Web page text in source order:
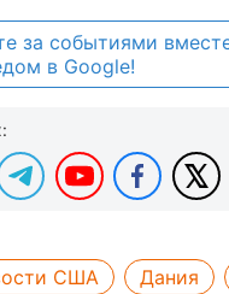
за событиями
в Google!
США Дания